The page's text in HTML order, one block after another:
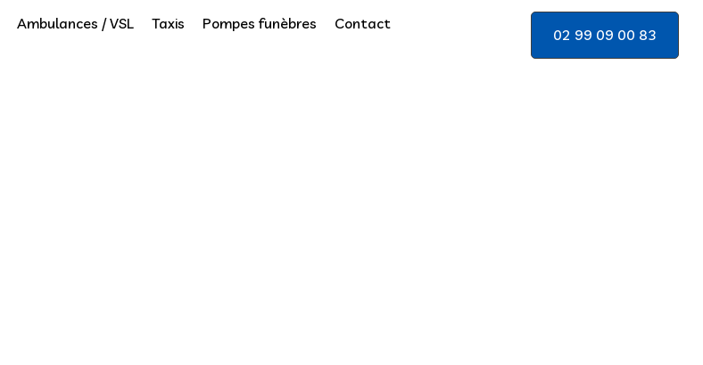
Ambulances / VSL Taxis Pompes funèbres Contact
02 99 09 00 83